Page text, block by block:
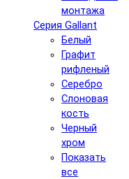
монтажа
Серия Gallant
Белый
Графит
рифленый
Серебро
Слоновая
кость
Черный
хром
Показать
все